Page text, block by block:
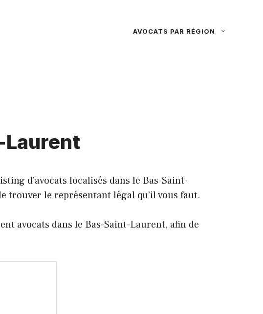
AVOCATS PAR RÉGION
Laurent
d’avocats localisés dans le Bas-Saint-
trouver le représentant légal qu’il vous faut.
avocats dans le Bas-Saint-Laurent, afin de